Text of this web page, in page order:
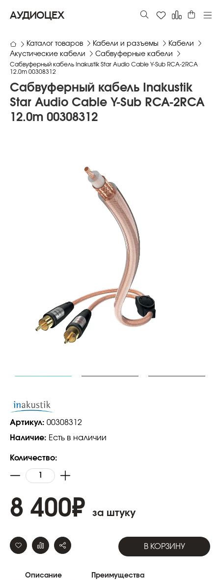
АУДИОЦЕХ
Каталог товаров Кабели и разъемы
Кабели
Акустические кабели
Сабвуферные кабели
Сабвуферный кабель Inakustik Star Audio Cable Y-Sub RCA-2RCA
12.0m 00308312
Сабвуферный кабель Inakustik
Star Audio Cable Y-Sub RCA-2RCA
12.0m 00308312
Артикул: 00308312
Наличие: Есть в наличии
Количество:
8 400₽ за штуку
В КОРЗИНУ
Описание Преимущества